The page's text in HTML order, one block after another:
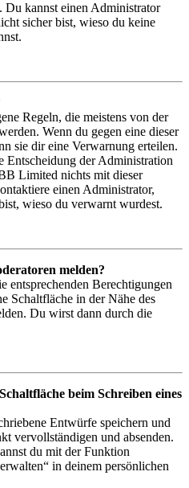
Du kannst einen Administrator
sicher bist, wieso du keine
Regeln, die meistens von der
Wenn du gegen eine dieser
sie dir eine Verwarnung erteilen.
Entscheidung der Administration
Limited nichts mit dieser
einen Administrator,
wieso du verwarnt wurdest.
melden?
entsprechenden Berechtigungen
Schaltfläche in der Nähe des
Du wirst dann durch die
beim Schreiben eines
Entwürfe speichern und
vervollständigen und absenden.
du mit der Funktion
in deinem persönlichen